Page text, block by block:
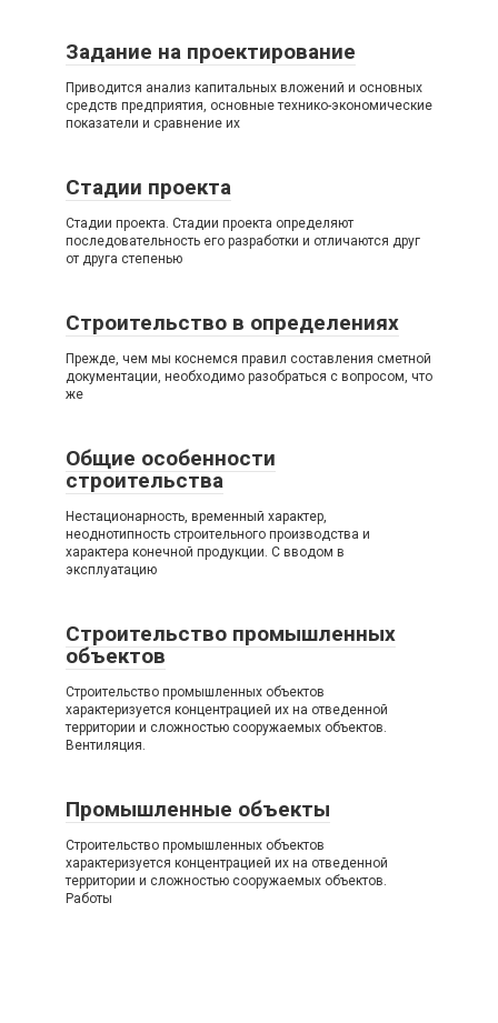
Задание на проектирование
Приводится анализ капитальных вложений и основных
средств предприятия, основные технико-экономические
показатели и сравнение их
Стадии проекта
Стадии проекта. Стадии проекта определяют
последовательность его разработки и отличаются друг
от друга степенью
Строительство в определениях
Прежде, чем мы коснемся правил составления сметной
документации, необходимо разобраться с вопросом, что
же
Общие особенности
строительства
Нестационарность, временный характер,
неоднотипность строительного производства и
характера конечной продукции. С вводом в
эксплуатацию
Строительство промышленных
объектов
Строительство промышленных объектов
характеризуется концентрацией их на отведенной
территории и сложностью сооружаемых объектов.
Вентиляция.
Промышленные объекты
Строительство промышленных объектов
характеризуется концентрацией их на отведенной
территории и сложностью сооружаемых объектов.
Работы